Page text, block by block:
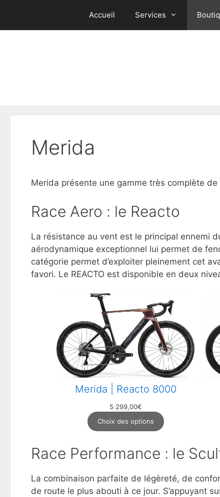
contenu
Accueil Services
Merida
Merida présente une gamme très complète
Race Aero : le Reacto
La résistance au vent est le principal ennemi
aérodynamique exceptionnel lui permet de
catégorie permet d’exploiter pleinement cet
favori. Le REACTO est disponible en deux
Merida | Reacto 8000
5 299,00€
Choix des options
Race Performance : le
La combinaison parfaite de légèreté, de
de route le plus abouti à ce jour. S’appuyant